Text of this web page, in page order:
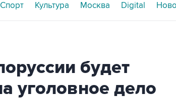
Спорт Культура Москва Digital
будет
уголовное дело